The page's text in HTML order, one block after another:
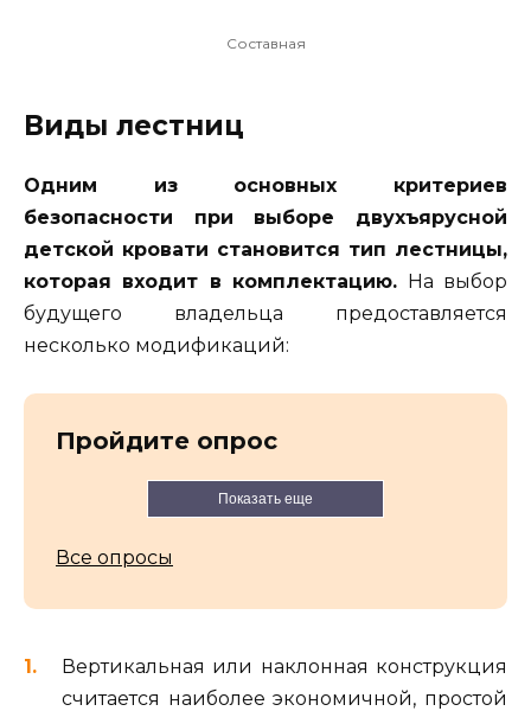
Составная
Виды лестниц
Одним из основных критериев
безопасности при выборе двухъярусной
детской кровати становится тип лестницы,
которая входит в комплектацию. На выбор
будущего владельца предоставляется
несколько модификаций:
Пройдите опрос
Показать еще
Все опросы
Вертикальная или наклонная конструкция
считается наиболее экономичной, простой